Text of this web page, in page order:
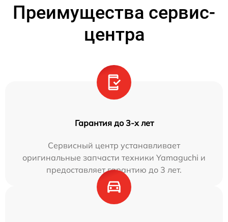
Преимущества сервис-
центра
Гарантия до 3-х лет
Сервисный центр устанавливает
оригинальные запчасти техники Yamaguchi и
предоставляет гарантию до 3 лет.